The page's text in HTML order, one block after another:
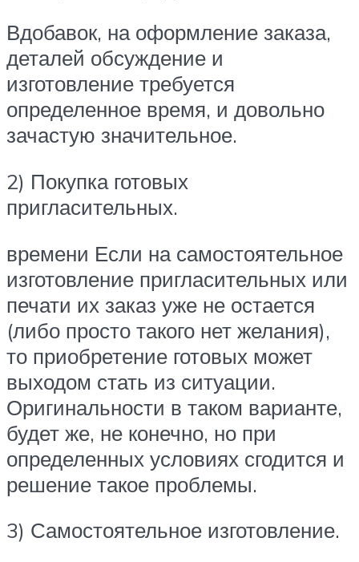
Вдобавок, на оформление заказа,
деталей обсуждение и
изготовление требуется
определенное время, и довольно
зачастую значительное.
2) Покупка готовых
пригласительных.
времени Если на самостоятельное
изготовление пригласительных или
печати их заказ уже не остается
(либо просто такого нет желания),
то приобретение готовых может
выходом стать из ситуации.
Оригинальности в таком варианте,
будет же, не конечно, но при
определенных условиях сгодится и
решение такое проблемы.
3) Самостоятельное изготовление.